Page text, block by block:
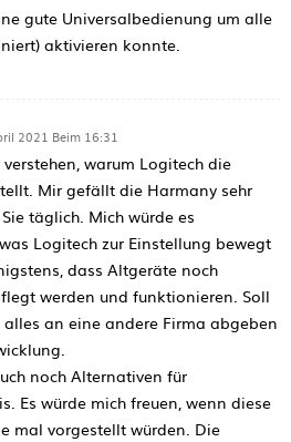
gute Universalbedienung um alle
aktivieren konnte.
2021 Beim 16:31
warum Logitech die
Mir gefällt die Harmany sehr
täglich. Mich würde es
Logitech zur Einstellung bewegt
dass Altgeräte noch
werden und funktionieren. Soll
an eine andere Firma abgeben
noch Alternativen für
Es würde mich freuen, wenn diese
mal vorgestellt würden. Die